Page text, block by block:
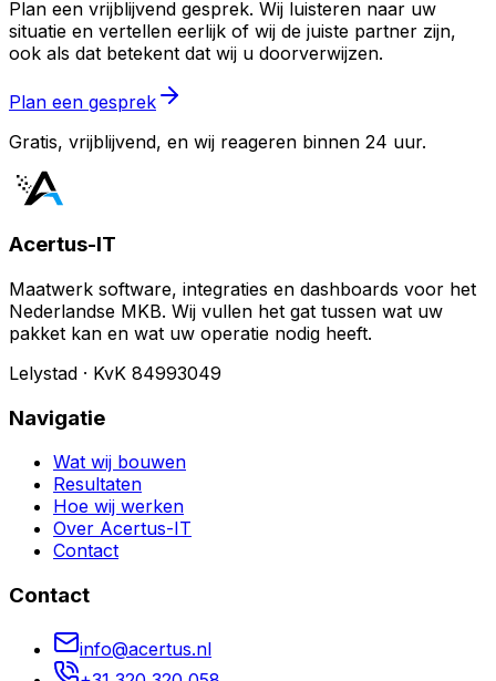
Plan een vrijblijvend gesprek. Wij luisteren naar uw
situatie en vertellen eerlijk of wij de juiste partner zijn,
ook als dat betekent dat wij u doorverwijzen.
Plan een gesprek
Gratis, vrijblijvend, en wij reageren binnen 24 uur.
Acertus-IT
Maatwerk software, integraties en dashboards voor het
Nederlandse MKB. Wij vullen het gat tussen wat uw
pakket kan en wat uw operatie nodig heeft.
Lelystad · KvK 84993049
Navigatie
Wat wij bouwen
Resultaten
Hoe wij werken
Over Acertus-IT
Contact
Contact
info@acertus.nl